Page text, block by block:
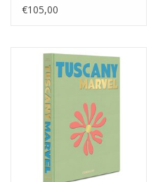
€105,00